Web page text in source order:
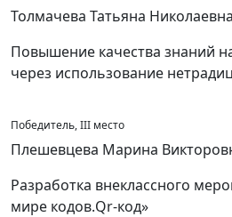
Толмачева Татьяна Николаевна
Повышение качества знаний
через использование
Победитель, III место
Плешевцева Марина
Разработка внеклассного
мире кодов.Qr-код»